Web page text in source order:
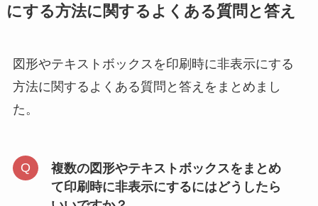
にする方法に関するよくある質問と答え
図形やテキストボックスを印刷時に非表示にする
方法に関するよくある質問と答えをまとめまし
た。
複数の図形やテキストボックスをまとめ
て印刷時に非表示にするにはどうしたら